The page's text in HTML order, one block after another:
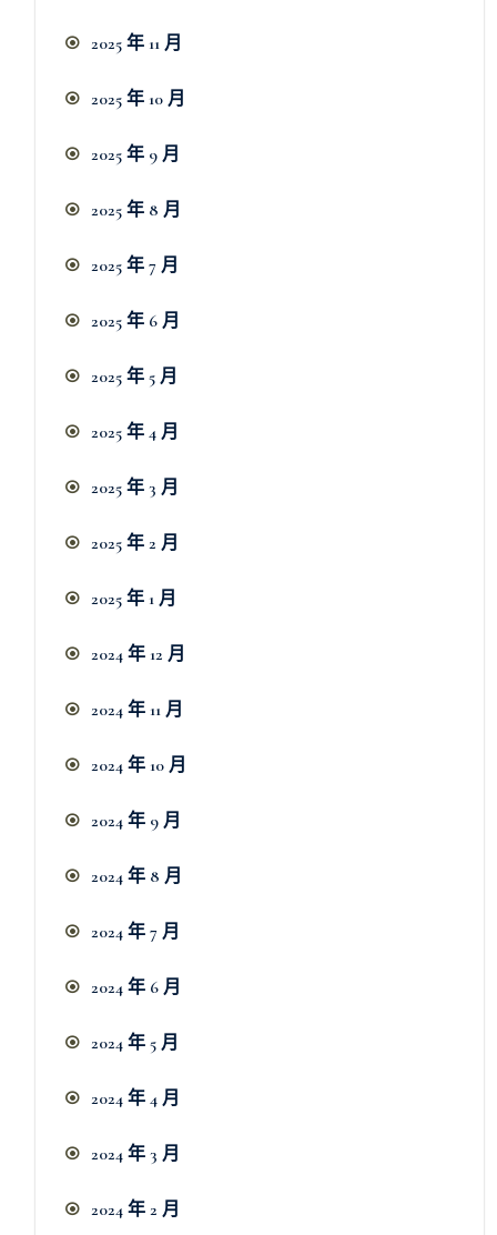
2025 年 11 月
2025 年 10 月
2025 年 9 月
2025 年 8 月
2025 年 7 月
2025 年 6 月
2025 年 5 月
2025 年 4 月
2025 年 3 月
2025 年 2 月
2025 年 1 月
2024 年 12 月
2024 年 11 月
2024 年 10 月
2024 年 9 月
2024 年 8 月
2024 年 7 月
2024 年 6 月
2024 年 5 月
2024 年 4 月
2024 年 3 月
2024 年 2 月